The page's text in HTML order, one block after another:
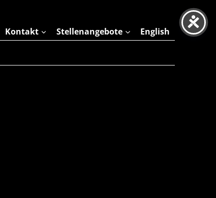
Kontakt Stellenangebote English